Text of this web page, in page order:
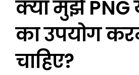
क्या मुझे PNG
का उपयोग
चाहिए?